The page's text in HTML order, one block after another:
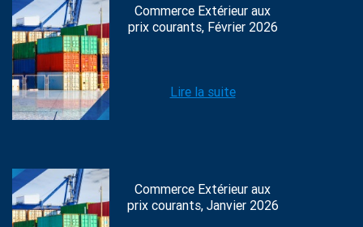
Commerce Extérieur aux
prix courants, Février 2026
Lire la suite
Commerce Extérieur aux
prix courants, Janvier 2026